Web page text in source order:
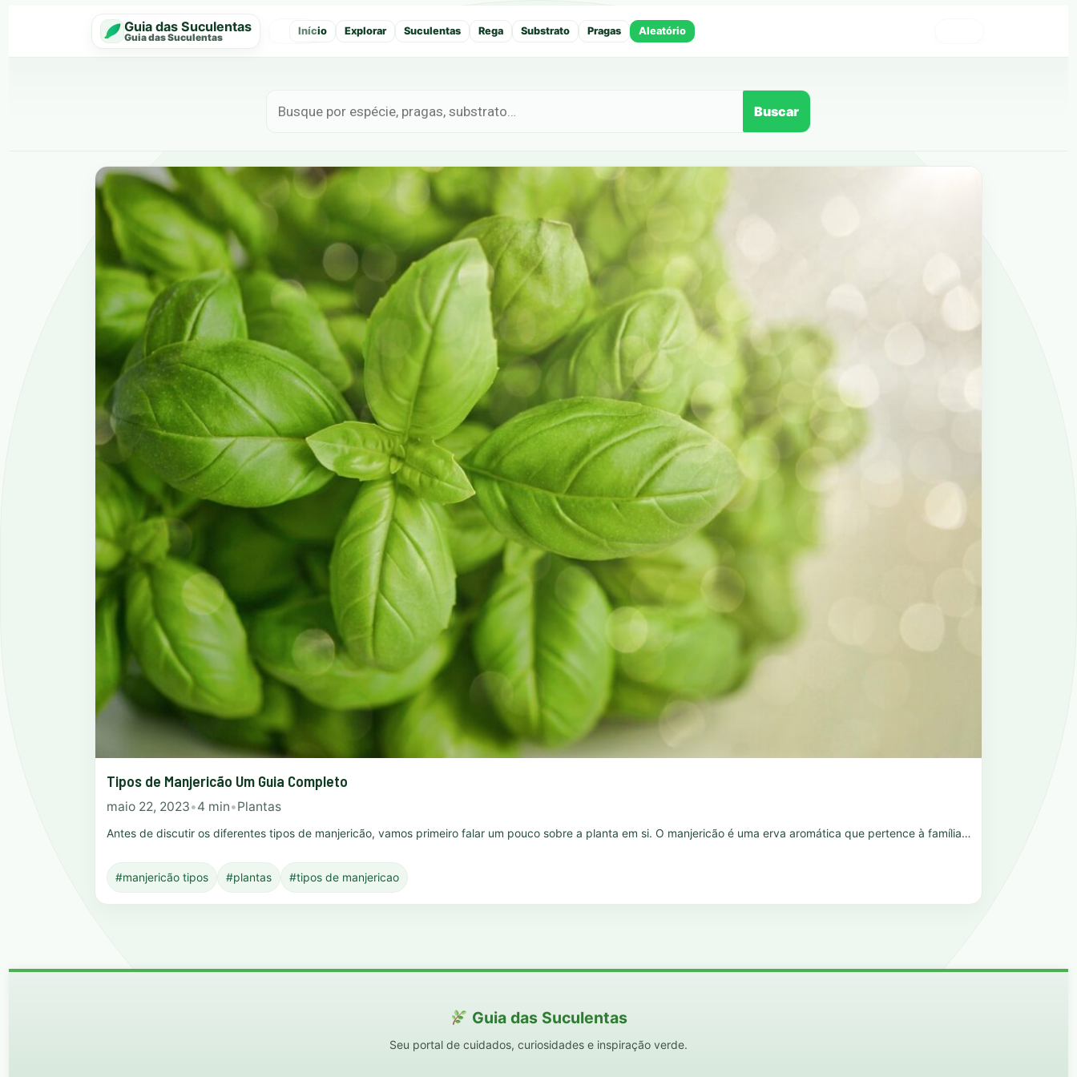
Guia das Suculentas
Guia das Suculentas
Início Explorar Suculentas Rega Substrato Pragas Aleatório
Buscar
Tipos de Manjericão Um Guia Completo
maio 22, 2023•4 min•Plantas
Antes de discutir os diferentes tipos de manjericão, vamos primeiro falar um pouco sobre a planta em si. O manjericão é uma erva aromática que pertence à família…
#manjericão tipos #plantas #tipos de manjericao
Guia das Suculentas
Seu portal de cuidados, curiosidades e inspiração verde.